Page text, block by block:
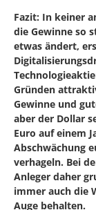
Fazit: In keiner
die Gewinne so
etwas ändert,
Gründen
Gewinne und
aber der Dollar
Euro auf einem
Abschwächung
verhageln. Bei
Anleger daher
immer auch die
Auge behalten.